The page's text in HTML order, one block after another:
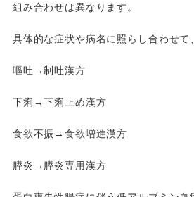
組み合わせは異なります。
具体的な症状や病名に照らし合わせて
嘔吐→制吐漢方
下痢→下痢止め漢方
食欲不振→食欲増進漢方
膵炎→膵炎専用漢方